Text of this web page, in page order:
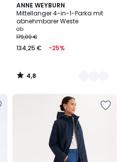
ANNE WEYBURN
Mittellanger 4-in-1-Parka mit
abnehmbarer Weste
ab
179,00 €
134,25 € -25%
4,8
/ 5
2
Farben
4,8
/